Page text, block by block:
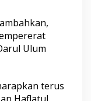
Ulum
terus